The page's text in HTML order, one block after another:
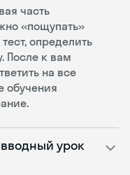
часть
«пощупать»
определить
После к вам
на все
обучения
урок